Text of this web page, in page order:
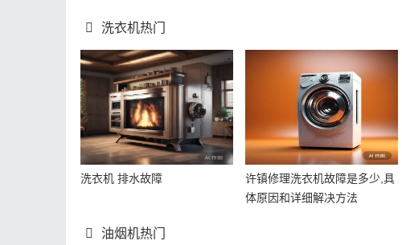
洗衣机热门
洗衣机 排水故障
许镇修理洗衣机故障是多少,具
体原因和详细解决方法
油烟机热门